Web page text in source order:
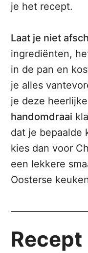
je het recept.
Laat je niet
ingrediënten,
in de pan en
je alles
je deze
handomdraai
dat je bepaalde
kies dan voor
een lekkere
Oosterse
Recept